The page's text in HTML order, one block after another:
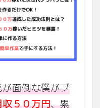
面倒な僕がブ
収５０万円、累